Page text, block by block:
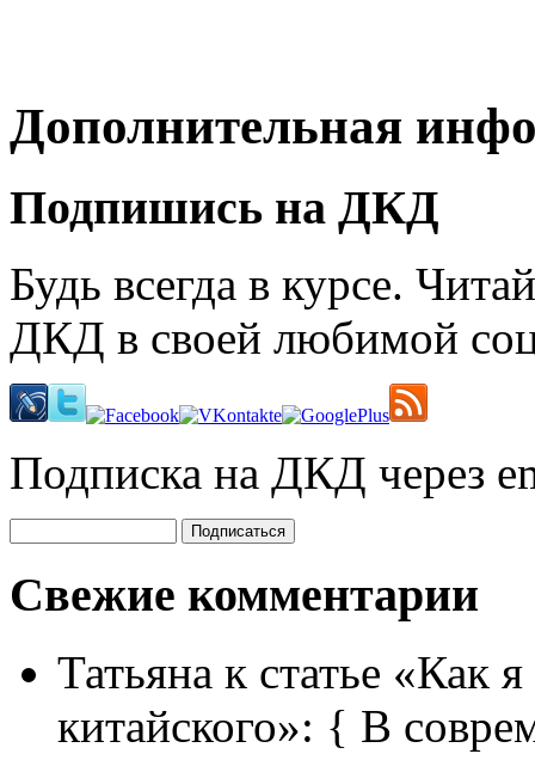
Дополнительная
Подпишись на ДКД
Будь всегда в курсе.
ДКД в своей любимой
Подписка на ДКД через
Свежие комментарии
Татьяна к статье «Как
китайского»: { В